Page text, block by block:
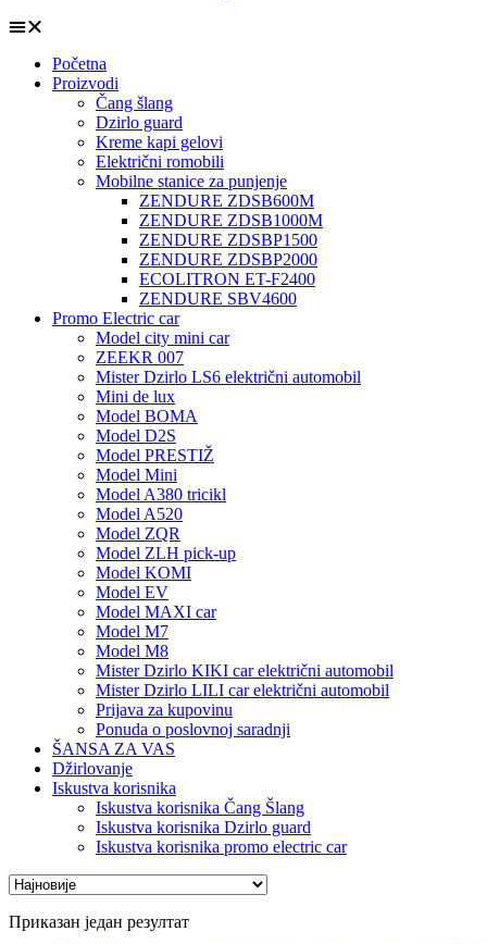
Početna
Proizvodi
Čang šlang
Dzirlo guard
Kreme kapi gelovi
Električni romobili
Mobilne stanice za punjenje
ZENDURE ZDSB600M
ZENDURE ZDSB1000M
ZENDURE ZDSBP1500
ZENDURE ZDSBP2000
ECOLITRON ET-F2400
ZENDURE SBV4600
Promo Electric car
Model city mini car
ZEEKR 007
Mister Dzirlo LS6 električni automobil
Mini de lux
Model BOMA
Model D2S
Model PRESTIŽ
Model Mini
Model A380 tricikl
Model A520
Model ZQR
Model ZLH pick-up
Model KOMI
Model EV
Model MAXI car
Model M7
Model M8
Mister Dzirlo KIKI car električni automobil
Mister Dzirlo LILI car električni automobil
Prijava za kupovinu
Ponuda o poslovnoj saradnji
ŠANSA ZA VAS
Džirlovanje
Iskustva korisnika
Iskustva korisnika Čang Šlang
Iskustva korisnika Dzirlo guard
Iskustva korisnika promo electric car
Приказан један резултат